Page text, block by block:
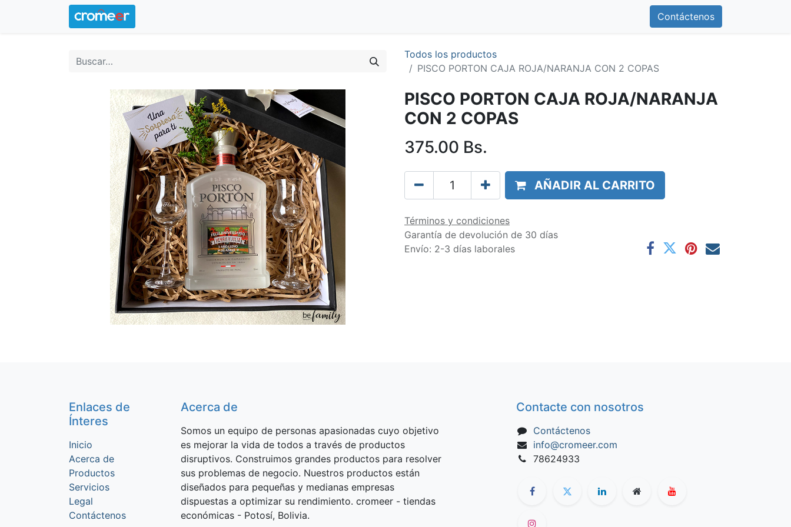
Contáctenos
Todos los productos
PISCO PORTON CAJA ROJA/NARANJA CON 2 COPAS
PISCO PORTON CAJA ROJA/NARANJA
CON 2 COPAS
375.00 Bs.
AÑADIR AL CARRITO
Términos y condiciones
Garantía de devolución de 30 días
Envío: 2-3 días laborales
Enlaces de
Ínteres
Inicio
Acerca de
Productos
Servicios
Legal
Contáctenos
Acerca de
Somos un equipo de personas apasionadas cuyo objetivo
es mejorar la vida de todos a través de productos
disruptivos. Construimos grandes productos para resolver
sus problemas de negocio. Nuestros productos están
diseñados para pequeñas y medianas empresas
dispuestas a optimizar su rendimiento. cromeer - tiendas
económicas - Potosí, Bolivia.
Contacte con nosotros
Contáctenos
info@cromeer.com
78624933​